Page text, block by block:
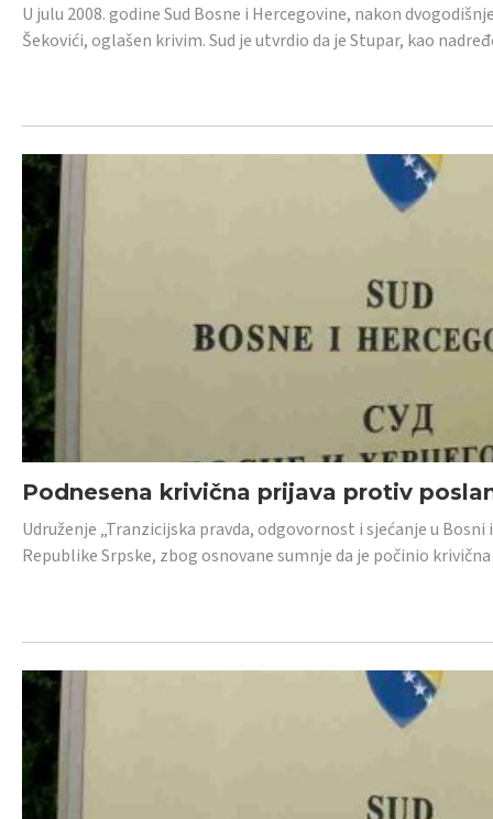
U julu 2008. godine Sud Bosne i Hercegovine, nakon
Šekovići, oglašen krivim. Sud je utvrdio da je Stupar, kao
Podnesena krivična prijava protiv
Udruženje „Tranzicijska pravda, odgovornost i sjećanje u
Republike Srpske, zbog osnovane sumnje da je počinio